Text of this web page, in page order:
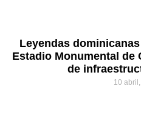
Leyendas
Estadio Monumental de
de
10